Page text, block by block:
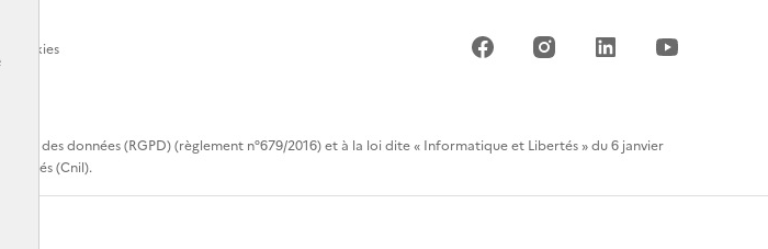
Réseaux
cookies
des données (RGPD) (règlement n°679/2016) et à la loi dite « Informatique et Libertés » du 6 janvier
libertés (Cnil).